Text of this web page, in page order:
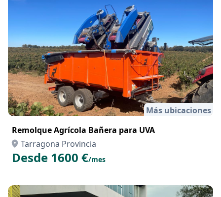
Más ubicaciones
Remolque Agrícola Bañera para UVA
Tarragona Provincia
Desde 1600 €/mes